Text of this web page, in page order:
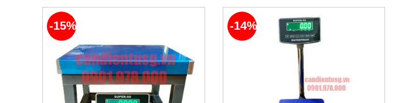
-15% -14%